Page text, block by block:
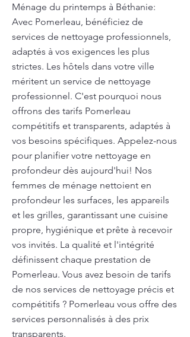
Ménage du printemps à Béthanie:
Avec Pomerleau, bénéficiez de
services de nettoyage professionnels,
adaptés à vos exigences les plus
strictes. Les hôtels dans votre ville
méritent un service de nettoyage
professionnel. C'est pourquoi nous
offrons des tarifs Pomerleau
compétitifs et transparents, adaptés à
vos besoins spécifiques. Appelez-nous
pour planifier votre nettoyage en
profondeur dès aujourd'hui! Nos
femmes de ménage nettoient en
profondeur les surfaces, les appareils
et les grilles, garantissant une cuisine
propre, hygiénique et prête à recevoir
vos invités. La qualité et l'intégrité
définissent chaque prestation de
Pomerleau. Vous avez besoin de tarifs
de nos services de nettoyage précis et
compétitifs ? Pomerleau vous offre des
services personnalisés à des prix
transparents.